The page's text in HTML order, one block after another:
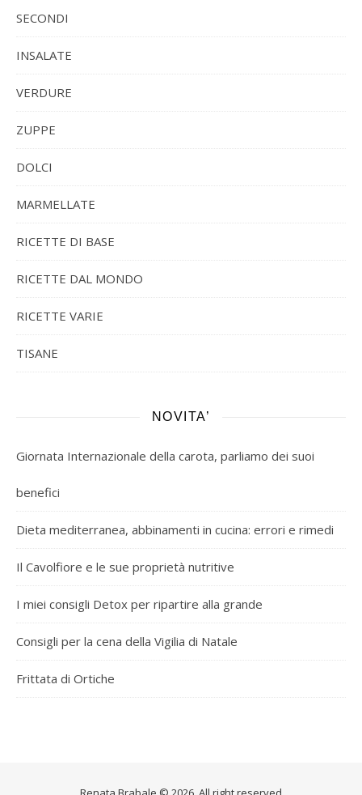
SECONDI
INSALATE
VERDURE
ZUPPE
DOLCI
MARMELLATE
RICETTE DI BASE
RICETTE DAL MONDO
RICETTE VARIE
TISANE
NOVITA’
Giornata Internazionale della carota, parliamo dei suoi
benefici
Dieta mediterranea, abbinamenti in cucina: errori e rimedi
Il Cavolfiore e le sue proprietà nutritive
I miei consigli Detox per ripartire alla grande
Consigli per la cena della Vigilia di Natale
Frittata di Ortiche